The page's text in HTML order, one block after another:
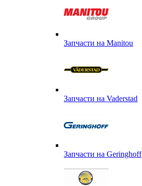
Запчасти на Manitou
Запчасти на Vaderstad
Запчасти на Geringhoff